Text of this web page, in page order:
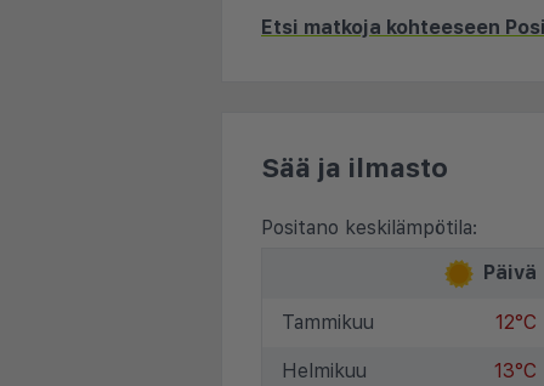
Etsi matkoja kohteeseen
Sää ja ilmasto
Positano keskilämpötila:
Päivä
Tammikuu 12°C
Helmikuu 13°C